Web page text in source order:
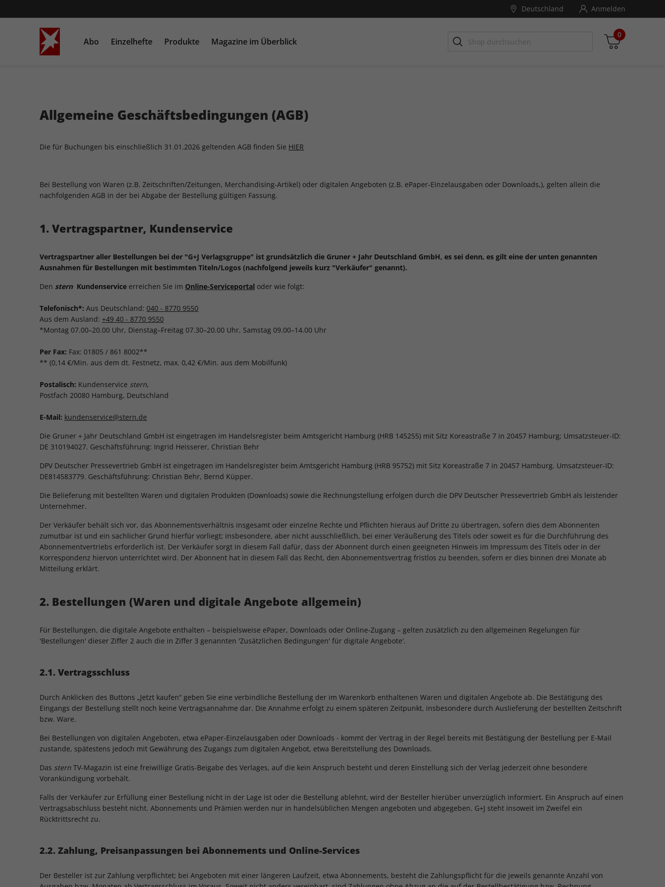
Deutschland Anmelden
Abo Einzelhefte Produkte Magazine im Überblick
0
Allgemeine Geschäftsbedingungen (AGB)
Die für Buchungen bis einschließlich 31.01.2026 geltenden AGB finden Sie HIER
Bei Bestellung von Waren (z.B. Zeitschriften/Zeitungen, Merchandising-Artikel) oder digitalen Angeboten (z.B. ePaper-Einzelausgaben oder Downloads,), gelten allein die
nachfolgenden AGB in der bei Abgabe der Bestellung gültigen Fassung.
1. Vertragspartner, Kundenservice
Vertragspartner aller Bestellungen bei der "G+J Verlagsgruppe" ist grundsätzlich die Gruner + Jahr Deutschland GmbH, es sei denn, es gilt eine der unten genannten
Ausnahmen für Bestellungen mit bestimmten Titeln/Logos (nachfolgend jeweils kurz "Verkäufer" genannt).
Den sternKundenservice erreichen Sie im Online-Serviceportal oder wie folgt:
Telefonisch*: Aus Deutschland: 040 - 8770 9550
Aus dem Ausland: +49 40 - 8770 9550
*Montag 07.00–20.00 Uhr, Dienstag–Freitag 07.30–20.00 Uhr, Samstag 09.00–14.00 Uhr
Per Fax: Fax: 01805 / 861 8002**
** (0,14 €/Min. aus dem dt. Festnetz, max. 0,42 €/Min. aus dem Mobilfunk)
Postalisch: Kundenservice stern,
Postfach 20080 Hamburg, Deutschland
E-Mail: kundenservice@stern.de
Die Gruner + Jahr Deutschland GmbH ist eingetragen im Handelsregister beim Amtsgericht Hamburg (HRB 145255) mit Sitz Koreastraße 7 in 20457 Hamburg; Umsatzsteuer-ID:
DE 310194027. Geschäftsführung: Ingrid Heisserer, Christian Behr
DPV Deutscher Pressevertrieb GmbH ist eingetragen im Handelsregister beim Amtsgericht Hamburg (HRB 95752) mit Sitz Koreastraße 7 in 20457 Hamburg. Umsatzsteuer-ID:
DE814583779. Geschäftsführung: Christian Behr, Bernd Küpper.
Die Belieferung mit bestellten Waren und digitalen Produkten (Downloads) sowie die Rechnungstellung erfolgen durch die DPV Deutscher Pressevertrieb GmbH als leistender
Unternehmer.
Der Verkäufer behält sich vor, das Abonnementsverhältnis insgesamt oder einzelne Rechte und Pflichten hieraus auf Dritte zu übertragen, sofern dies dem Abonnenten
zumutbar ist und ein sachlicher Grund hierfür vorliegt; insbesondere, aber nicht ausschließlich, bei einer Veräußerung des Titels oder soweit es für die Durchführung des
Abonnementvertriebs erforderlich ist. Der Verkäufer sorgt in diesem Fall dafür, dass der Abonnent durch einen geeigneten Hinweis im Impressum des Titels oder in der
Korrespondenz hiervon unterrichtet wird. Der Abonnent hat in diesem Fall das Recht, den Abonnementsvertrag fristlos zu beenden, sofern er dies binnen drei Monate ab
Mitteilung erklärt.
2. Bestellungen (Waren und digitale Angebote allgemein)
Für Bestellungen, die digitale Angebote enthalten – beispielsweise ePaper, Downloads oder Online-Zugang – gelten zusätzlich zu den allgemeinen Regelungen für
'Bestellungen' dieser Ziffer 2 auch die in Ziffer 3 genannten 'Zusätzlichen Bedingungen' für digitale Angebote'.
2.1. Vertragsschluss
Durch Anklicken des Buttons „Jetzt kaufen“ geben Sie eine verbindliche Bestellung der im Warenkorb enthaltenen Waren und digitalen Angebote ab. Die Bestätigung des
Eingangs der Bestellung stellt noch keine Vertragsannahme dar. Die Annahme erfolgt zu einem späteren Zeitpunkt, insbesondere durch Auslieferung der bestellten Zeitschrift
bzw. Ware.
Bei Bestellungen von digitalen Angeboten, etwa ePaper-Einzelausgaben oder Downloads - kommt der Vertrag in der Regel bereits mit Bestätigung der Bestellung per E-Mail
zustande, spätestens jedoch mit Gewährung des Zugangs zum digitalen Angebot, etwa Bereitstellung des Downloads.
Das stern TV-Magazin ist eine freiwillige Gratis-Beigabe des Verlages, auf die kein Anspruch besteht und deren Einstellung sich der Verlag jederzeit ohne besondere
Vorankündigung vorbehält.
Falls der Verkäufer zur Erfüllung einer Bestellung nicht in der Lage ist oder die Bestellung ablehnt, wird der Besteller hierüber unverzüglich informiert. Ein Anspruch auf einen
Vertragsabschluss besteht nicht. Abonnements und Prämien werden nur in handelsüblichen Mengen angeboten und abgegeben. G+J steht insoweit im Zweifel ein
Rücktrittsrecht zu.
2.2. Zahlung, Preisanpassungen bei Abonnements und Online-Services
Der Besteller ist zur Zahlung verpflichtet; bei Angeboten mit einer längeren Laufzeit, etwa Abonnements, besteht die Zahlungspflicht für die jeweils genannte Anzahl von